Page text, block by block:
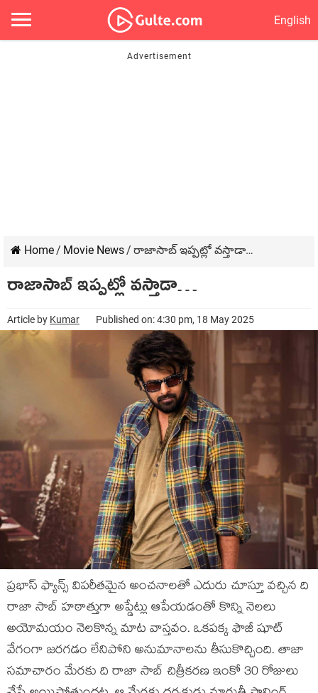
English
Home/ Movie News/ రాజాసాబ్ ఇప్పట్లో వస్తాడా…
రాజాసాబ్ ఇప్పట్లో వస్తాడా…
Article by Kumar Published on: 4:30 pm, 18 May 2025
ప్రభాస్ ఫ్యాన్స్ విపరీతమైన అంచనాలతో ఎదురు చూస్తూ వచ్చిన ది
రాజా సాబ్ హఠాత్తుగా అప్డేట్లు ఆపేయడంతో కొన్ని నెలలు
అయోమయం నెలకొన్న మాట వాస్తవం. ఒకపక్క ఫౌజీ షూట్
వేగంగా జరగడం లేనిపోని అనుమానాలను తీసుకొచ్చింది. తాజా
సమాచారం మేరకు ది రాజా సాబ్ చిత్రీకరణ ఇంకో 30 రోజులు